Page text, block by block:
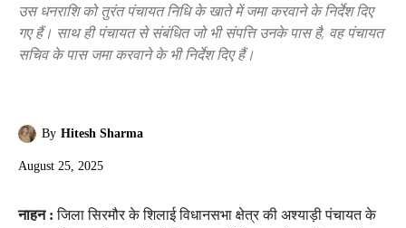
उस धनराशि को तुरंत पंचायत निधि के खाते में जमा करवाने के निर्देश दिए
गए हैं। साथ ही पंचायत से संबंधित जो भी संपत्ति उनके पास है, वह पंचायत
सचिव के पास जमा करवाने के भी निर्देश दिए हैं।
By Hitesh Sharma
August 25, 2025
नाहन : जिला सिरमौर के शिलाई विधानसभा क्षेत्र की अश्याड़ी पंचायत के